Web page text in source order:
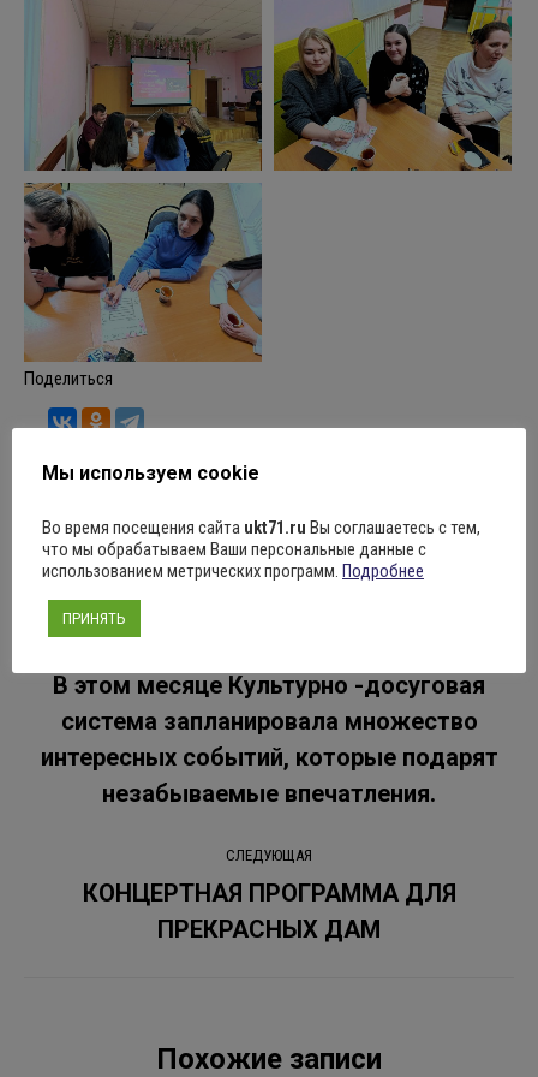
Поделиться
Рубрика:Новости 10.03.2025 Оставить комментарий
Навигация
по
записям
Предыдущая
запись:
В этом месяце Культурно -досуговая
система запланировала множество
интересных событий, которые подарят
незабываемые впечатления.
СЛЕДУЮЩАЯ
Следующая
запись:
КОНЦЕРТНАЯ ПРОГРАММА ДЛЯ
ПРЕКРАСНЫХ ДАМ
Похожие записи
Мы используем cookie
Во время посещения сайта ukt71.ru Вы соглашаетесь с тем,
что мы обрабатываем Ваши персональные данные с
использованием метрических программ. Подробнее
ПРИНЯТЬ